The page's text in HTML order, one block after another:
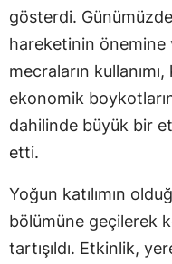
gösterdi.
hareketinin önemine
mecraların
ekonomik
dahilinde büyük bir
etti.
Yoğun katılımın
bölümüne geçilerek
tartışıldı. Etkinlik,